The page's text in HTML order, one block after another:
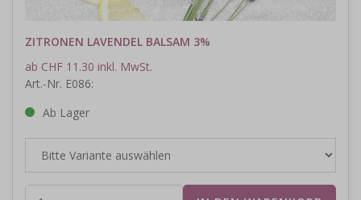
ZITRONEN LAVENDEL BALSAM 3%
ab CHF 11.30 inkl. MwSt.
Art.-Nr. E086:
Ab Lager